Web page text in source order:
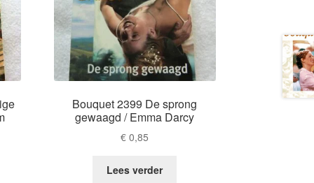
Bouquet 2399 De sprong
gewaagd / Emma Darcy
€ 0,85
Lees verder